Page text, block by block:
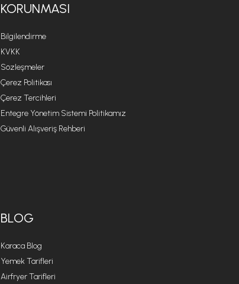
KORUNMASI
Bilgilendirme
KVKK
Sözleşmeler
Çerez Politikası
Çerez Tercihleri
Entegre Yönetim Sistemi Politikamız
Güvenli Alışveriş Rehberi
BLOG
Karaca Blog
Yemek Tarifleri
Airfryer Tarifleri